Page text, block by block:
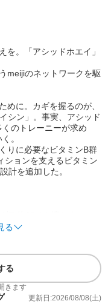
を。「アシッドホエイ」
meijiのネットワークを駆
めに。カギを握るのが、
シン」。事実、アシッド
のトレーニーが求め
。
りに必要なビタミンB群
ションを支えるビタミン
計を追加した。
飲みください。
整してください。
。初めての方や量が多
る
る
きます
更新日:2026/08/08(土)